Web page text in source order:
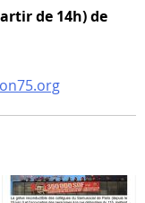
de 14h) de